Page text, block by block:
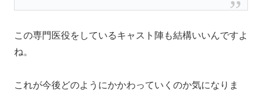
この専門医役をしているキャスト陣も結構いいんですよ
ね。
これが今後どのようにかかわっていくのか気になりま